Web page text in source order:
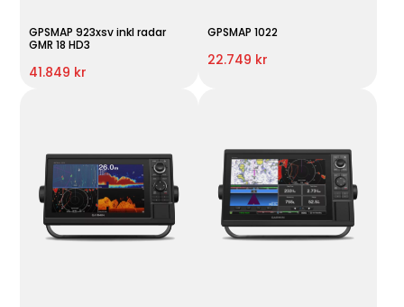
GPSMAP 923xsv inkl radar
GMR 18 HD3
41.849 kr
GPSMAP 1022
22.749 kr